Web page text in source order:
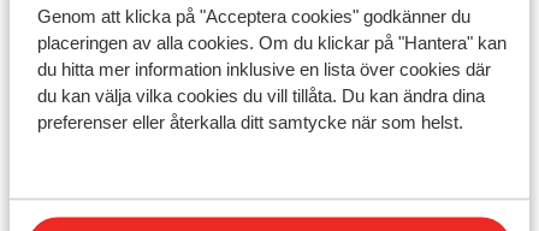
Genom att klicka på "Acceptera cookies" godkänner du
placeringen av alla cookies. Om du klickar på "Hantera" kan
du hitta mer information inklusive en lista över cookies där
du kan välja vilka cookies du vill tillåta. Du kan ändra dina
preferenser eller återkalla ditt samtycke när som helst.
Résidence MGM Anitea
Résidence l'Ecrin d'Argent